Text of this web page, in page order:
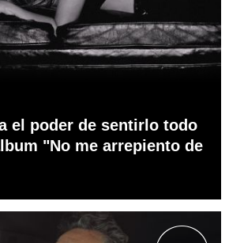
el poder de sentirlo todo
"No me arrepiento de